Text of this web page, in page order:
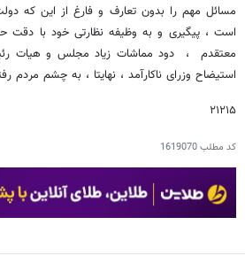
مسائل مهم را بدون تعارف و فارغ از این که
است ، پیگیری و به وظیفه نظارتی خود با دقت
معتقدم ، دود مماشات زیاد مجلس و هیات
استیضاح وزرای ناکارآمد ، نهایتا ، به چشم مردم
۲۱۲۱۵
کد مطلب1619070